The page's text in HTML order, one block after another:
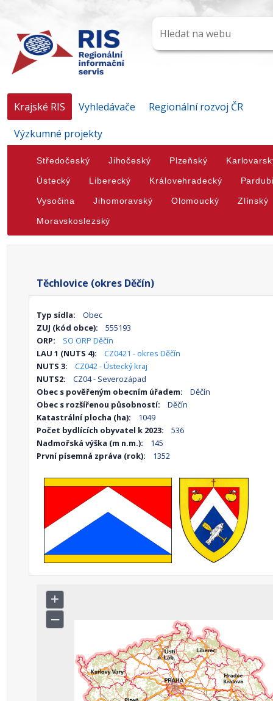
Krajské RIS Vyhledávače
Regionální rozvoj ČR
Výzkumné projekty
Středočeský Jihočeský Plzeňský
Ústecký Liberecký Královehradecký
Vysočina Jihomoravský Olomoucký Zlínský
Moravskoslezský
Těchlovice (okres Děčín)
Typ sídla:
Obec
ZUJ (kód obce):
555193
ORP:
SO ORP Děčín
LAU 1 (NUTS 4):
CZ0421 - okres Děčín
NUTS 3:
CZ042 - Ústecký kraj
NUTS2:
CZ04 - Severozápad
Obec s pověřeným obecním úřadem:
Děčín
Obec s rozšířenou působností:
Děčín
Katastrální plocha (ha):
1049
Počet bydlících obyvatel k 2023:
536
Nadmořská výška (m n.m.):
145
První písemná zpráva (rok):
1352